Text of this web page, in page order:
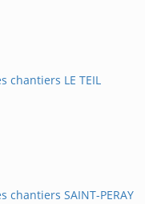
chantiers LE TEIL
chantiers SAINT-PERAY